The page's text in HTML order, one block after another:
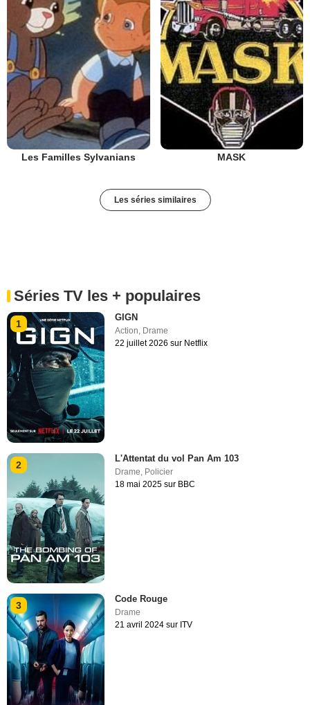
Les Familles Sylvanians MASK
Les séries similaires
Séries TV les + populaires
1
GIGN
Action, Drame
22 juillet 2026 sur Netflix
2
L'Attentat du vol Pan Am 103
Drame Policier
18 mai 2025 sur BBC
3
Code Rouge
Drame
21 avril 2024 sur ITV